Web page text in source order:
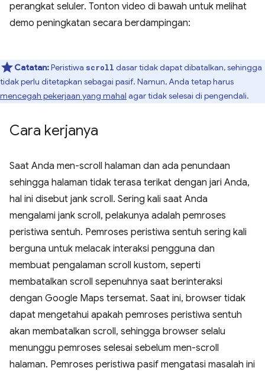
perangkat seluler. Tonton video di bawah untuk melihat
demo peningkatan secara berdampingan:
Catatan:Peristiwa scroll dasar tidak dapat dibatalkan, sehingga
tidak perlu ditetapkan sebagai pasif. Namun, Anda tetap harus
mencegah pekerjaan yang mahal agar tidak selesai di pengendali.
Cara kerjanya
Saat Anda men-scroll halaman dan ada penundaan
sehingga halaman tidak terasa terikat dengan jari Anda,
hal ini disebut jank scroll. Sering kali saat Anda
mengalami jank scroll, pelakunya adalah pemroses
peristiwa sentuh. Pemroses peristiwa sentuh sering kali
berguna untuk melacak interaksi pengguna dan
membuat pengalaman scroll kustom, seperti
membatalkan scroll sepenuhnya saat berinteraksi
dengan Google Maps tersemat. Saat ini, browser tidak
dapat mengetahui apakah pemroses peristiwa sentuh
akan membatalkan scroll, sehingga browser selalu
menunggu pemroses selesai sebelum men-scroll
halaman. Pemroses peristiwa pasif mengatasi masalah ini